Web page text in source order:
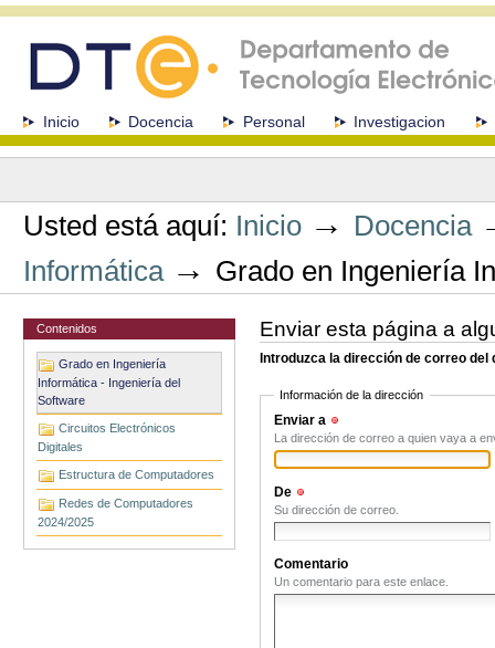
navegación
SeccionesInicio Docencia Personal Investigacion
Herramientas
Usted está aquí: Inicio → Docencia
Informática → Grado en Ingeniería
Contenidos
Grado en Ingeniería
Informática - Ingeniería del
Software
Circuitos Electrónicos
Digitales
Estructura de Computadores
Redes de Computadores
2024/2025
Enviar esta página a
Introduzca la dirección de correo
Información de la dirección
Enviar a
La dirección de correo a quien vaya a
De
Su dirección de correo.
Comentario
Un comentario para este enlace.